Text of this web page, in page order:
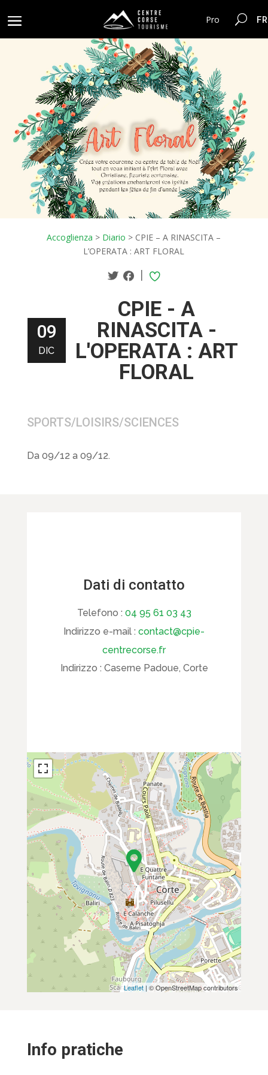
Pro
Accoglienza > Diario > CPIE – A RINASCITA –
L’OPERATA : ART FLORAL
|
09
DIC
CPIE - A
RINASCITA -
L'OPERATA : ART
FLORAL
SPORTS/LOISIRS/SCIENCES
Da 09/12 a 09/12.
Dati di contatto
Telefono : 04 95 61 03 43
Indirizzo e-mail : contact@cpie-
centrecorse.fr
Indirizzo : Caserne Padoue, Corte
Leaflet | © OpenStreetMap contributors
Info pratiche